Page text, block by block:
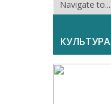
КУЛЬТУРА